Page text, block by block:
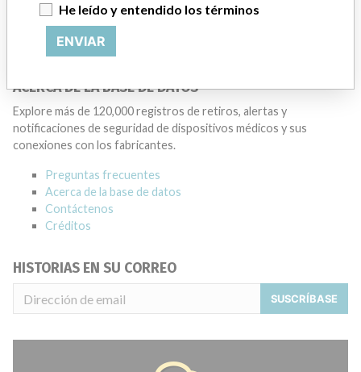
General Electric Company
Source
ACERCA DE LA BASE DE DATOS
Explore más de 120,000 registros de retiros, alertas y
notificaciones de seguridad de dispositivos médicos y sus
conexiones con los fabricantes.
Preguntas frecuentes
Acerca de la base de datos
Contáctenos
Créditos
HISTORIAS EN SU CORREO
SUSCRÍBASE
He leído y entendido los términos
ENVIAR